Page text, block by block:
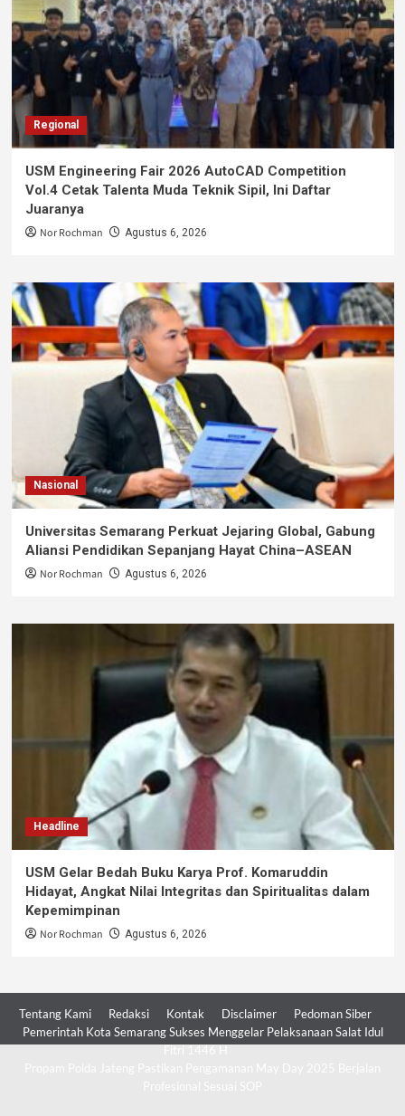
Regional
USM Engineering Fair 2026 AutoCAD Competition
Vol.4 Cetak Talenta Muda Teknik Sipil, Ini Daftar
Juaranya
Nor Rochman Agustus 6, 2026
Nasional
Universitas Semarang Perkuat Jejaring Global, Gabung
Aliansi Pendidikan Sepanjang Hayat China–ASEAN
Nor Rochman Agustus 6, 2026
Headline
USM Gelar Bedah Buku Karya Prof. Komaruddin
Hidayat, Angkat Nilai Integritas dan Spiritualitas dalam
Kepemimpinan
Nor Rochman Agustus 6, 2026
Tentang Kami Redaksi Kontak Disclaimer
Pedoman Siber
Pemerintah Kota Semarang Sukses Menggelar Pelaksanaan Salat Idul